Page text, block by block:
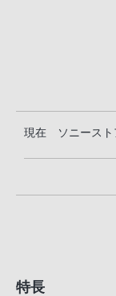
現在 ソニースト
特長